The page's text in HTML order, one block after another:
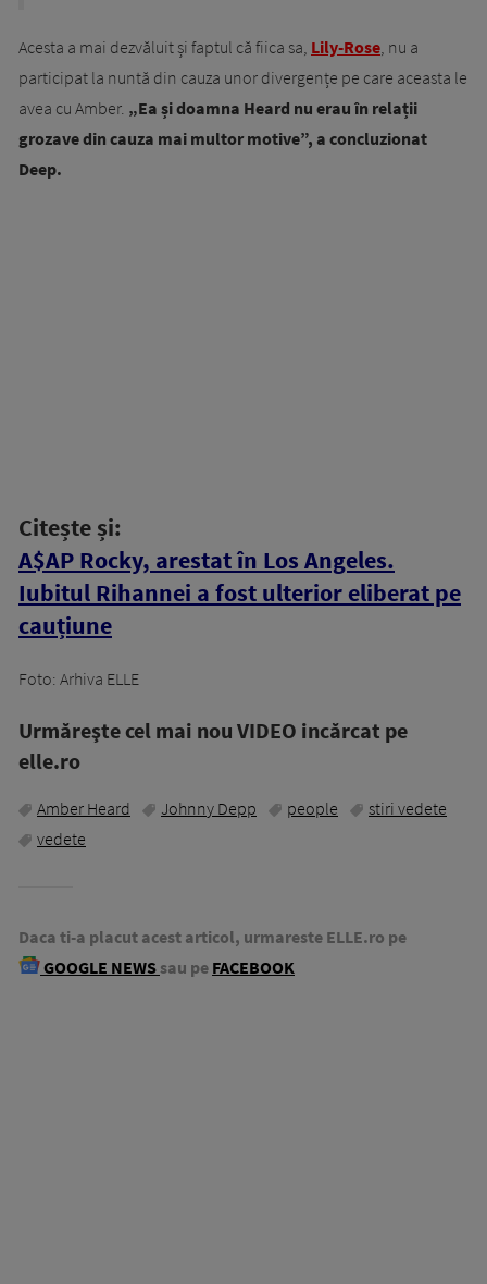
Acesta a mai dezvăluit și faptul că fiica sa, Lily-Rose, nu a
participat la nuntă din cauza unor divergențe pe care aceasta le
avea cu Amber. „Ea și doamna Heard nu erau în relații
grozave din cauza mai multor motive”, a concluzionat
Deep.
Citește și:
A$AP Rocky, arestat în Los Angeles.
Iubitul Rihannei a fost ulterior eliberat pe
cauțiune
Foto: Arhiva ELLE
Urmăreşte cel mai nou VIDEO incărcat pe
elle.ro
Amber Heard Johnny Depp people
stiri vedete
vedete
Daca ti-a placut acest articol, urmareste ELLE.ro pe
GOOGLE NEWS sau pe FACEBOOK